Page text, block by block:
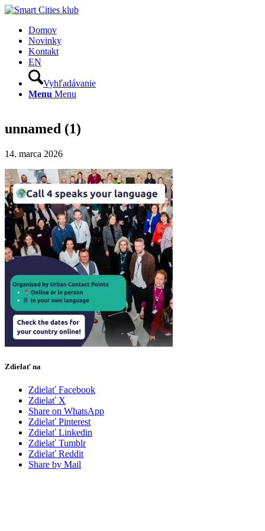
Domov
Novinky
Kontakt
EN
Vyhľadávanie
Menu Menu
unnamed (1)
14. marca 2026
Zdielať na
Zdielať Facebook
Zdielať X
Share on WhatsApp
Zdielať Pinterest
Zdielať Linkedin
Zdielať Tumblr
Zdielať Reddit
Share by Mail